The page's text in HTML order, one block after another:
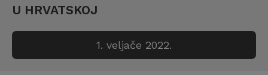
U HRVATSKOJ
1. veljače 2022.